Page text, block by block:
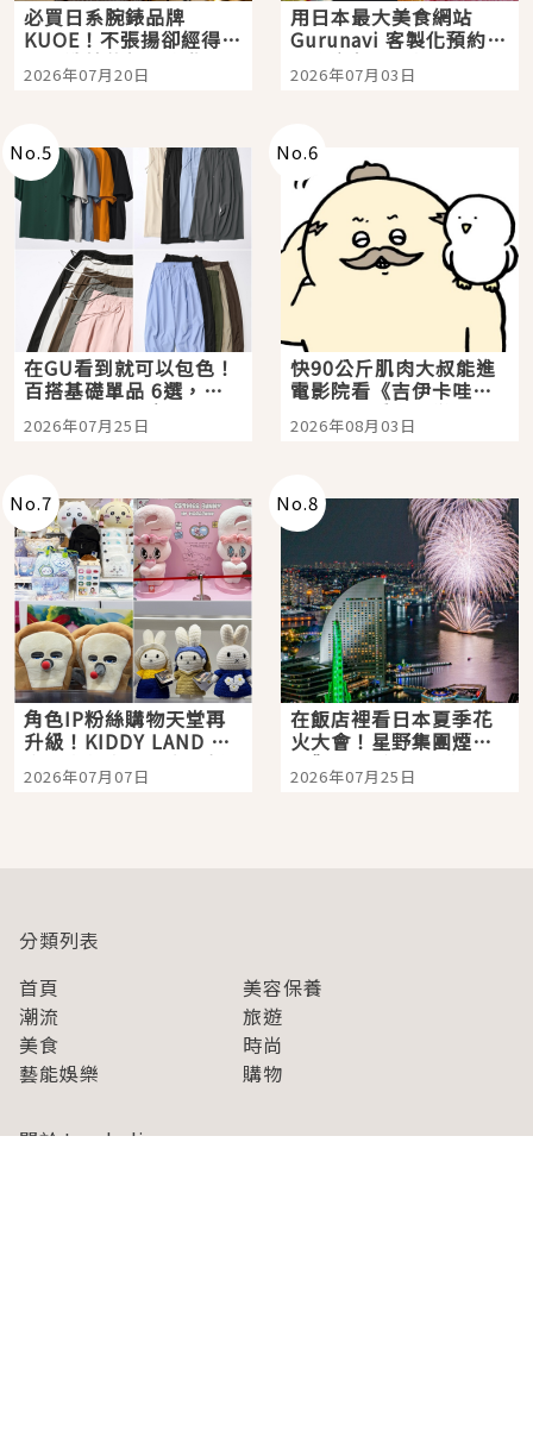
必買日系腕錶品牌
KUOE！不張揚卻經得起
時間洗鍊的經典之作五
選
2026年07月20日
用日本最大美食網站
Gurunavi 客製化預約九
大都市餐廳，打造專屬
美食體驗！
2026年07月03日
No.5
在GU看到就可以包色！
百搭基礎單品 6選，閉
眼全收也不心疼
2026年07月25日
No.6
快90公斤肌肉大叔能進
電影院看《吉伊卡哇》
嗎？日本重金屬樂團
「打首」會長與nagano
2026年08月03日
No.7
角色IP粉絲購物天堂再
升級！KIDDY LAND 原
宿店吉伊卡哇迎客，新
開幕 OMOKADO 店3分
2026年07月07日
No.8
在飯店裡看日本夏季花
火大會！星野集團煙火
景觀飯店6選，讓你不用
人擠人悠閒欣賞
2026年07月25日
分類列表
首頁
美容保養
潮流
旅遊
美食
時尚
藝能娛樂
購物
關於Japaholic